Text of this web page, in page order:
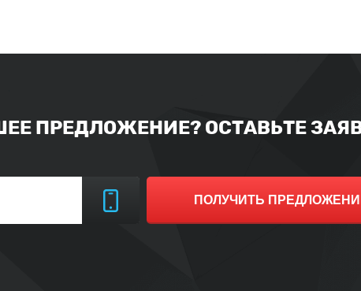
ПРЕДЛОЖЕНИЕ? ОСТАВЬТЕ
ПОЛУЧИТЬ